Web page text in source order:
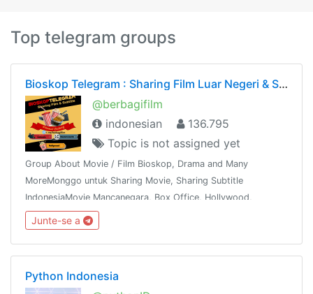
Top telegram groups
Bioskop Telegram : Sharing Film Luar Negeri & Subtitle
@berbagifilm
indonesian
136.795
Topic is not assigned yet
Group About Movie / Film Bioskop, Drama and Many
MoreMonggo untuk Sharing Movie, Sharing Subtitle
IndonesiaMovie Mancanegara, Box Office, Hollywood,
Bollywood, K & J -Drama,Mandarin, Thailand dan
sebagainyaShare This Group To The Whole World !!!
Junte-se a
Python Indonesia